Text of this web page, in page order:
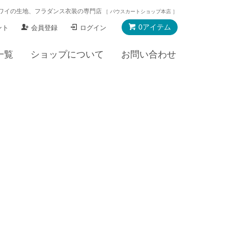
イの生地、フラダンス衣装の専門店 ［ パウスカートショップ本店 ］
0アイテム
会員登録 ログイン
覧 ショップについて お問い合わせ